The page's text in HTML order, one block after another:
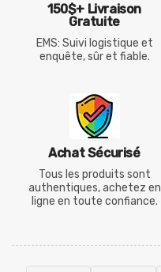
150$+ Livraison
Gratuite
EMS: Suivi logistique et
enquête, sûr et fiable.
Achat Sécurisé
Tous les produits sont
authentiques, achetez en
ligne en toute confiance.